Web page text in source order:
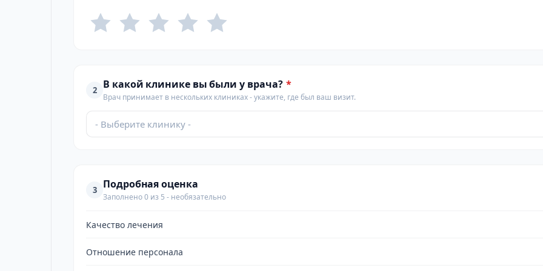
2 В какой клинике вы были у врача? *
Врач принимает в нескольких клиниках - укажите, где был ваш визит.
- Выберите клинику -
3 Подробная оценка
Заполнено 0 из 5 - необязательно
Качество лечения
Отношение персонала